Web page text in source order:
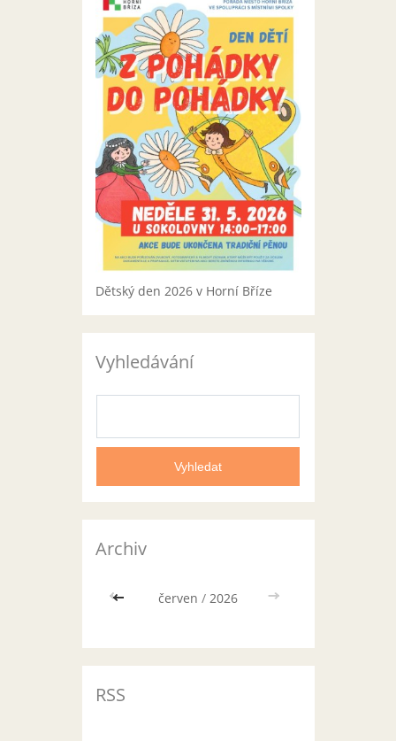
Dětský den 2026 v Horní Bříze
Vyhledávání
Archiv
<< červen / 2026 >>
RSS